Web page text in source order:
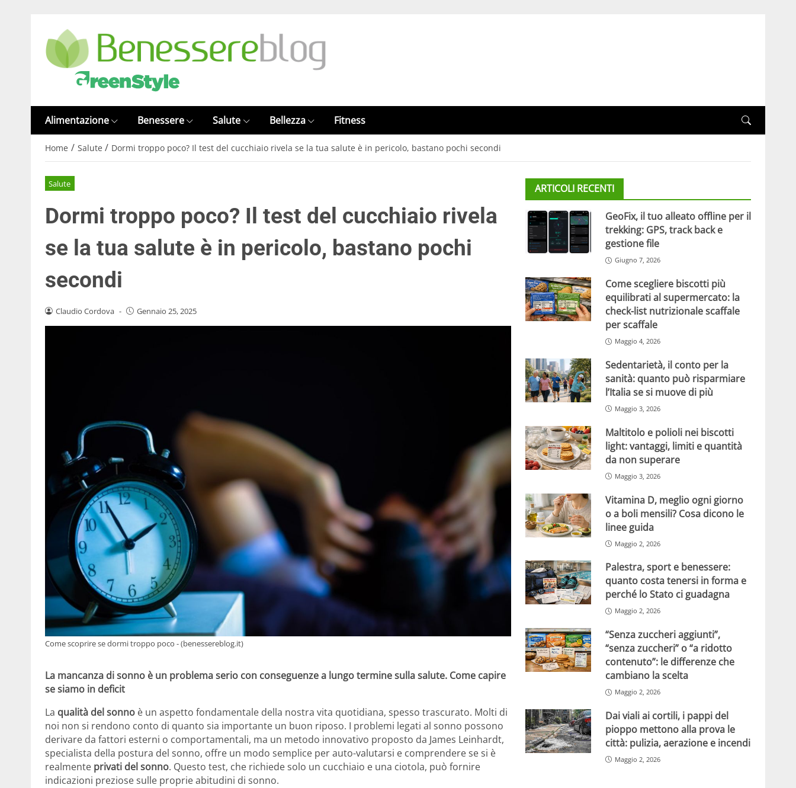
Alimentazione Benessere Salute Bellezza Fitness
Home / Salute / Dormi troppo poco? Il test del cucchiaio rivela se la tua salute è in pericolo, bastano pochi secondi
Salute
Dormi troppo poco? Il test del cucchiaio rivela
se la tua salute è in pericolo, bastano pochi
secondi
Claudio Cordova - Gennaio 25, 2025
Come scoprire se dormi troppo poco - (benessereblog.it)
La mancanza di sonno è un problema serio con conseguenze a lungo termine sulla salute. Come capire
se siamo in deficit
La qualità del sonno è un aspetto fondamentale della nostra vita quotidiana, spesso trascurato. Molti di
noi non si rendono conto di quanto sia importante un buon riposo. I problemi legati al sonno possono
derivare da fattori esterni o comportamentali, ma un metodo innovativo proposto da James Leinhardt,
specialista della postura del sonno, offre un modo semplice per auto-valutarsi e comprendere se si è
realmente privati del sonno. Questo test, che richiede solo un cucchiaio e una ciotola, può fornire
indicazioni preziose sulle proprie abitudini di sonno.
ARTICOLI RECENTI
GeoFix, il tuo alleato offline per il
trekking: GPS, track back e
gestione file
Giugno 7, 2026
Come scegliere biscotti più
equilibrati al supermercato: la
check-list nutrizionale scaffale
per scaffale
Maggio 4, 2026
Sedentarietà, il conto per la
sanità: quanto può risparmiare
l’Italia se si muove di più
Maggio 3, 2026
Maltitolo e polioli nei biscotti
light: vantaggi, limiti e quantità
da non superare
Maggio 3, 2026
Vitamina D, meglio ogni giorno
o a boli mensili? Cosa dicono le
linee guida
Maggio 2, 2026
Palestra, sport e benessere:
quanto costa tenersi in forma e
perché lo Stato ci guadagna
Maggio 2, 2026
“Senza zuccheri aggiunti”,
“senza zuccheri” o “a ridotto
contenuto”: le differenze che
cambiano la scelta
Maggio 2, 2026
Dai viali ai cortili, i pappi del
pioppo mettono alla prova le
città: pulizia, aerazione e incendi
Maggio 2, 2026